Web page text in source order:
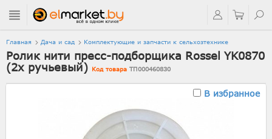
Главная Дача и сад Комплектующие и запчасти к сельхозтехнике
Ролик нити пресс-подборщика Rossel YK0870
(2х ручьевый) Код товара ТП000460830
В избранное